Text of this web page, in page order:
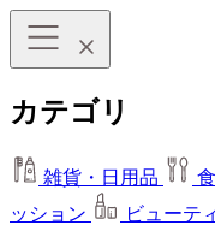
カテゴリ
雑貨・日用品
ッション
ビューテ